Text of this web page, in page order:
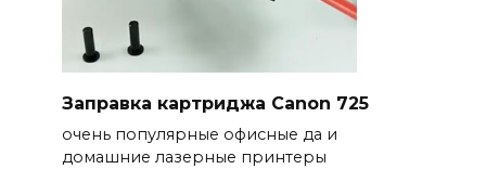
Заправка картриджа Canon 725
очень популярные офисные да и
домашние лазерные принтеры